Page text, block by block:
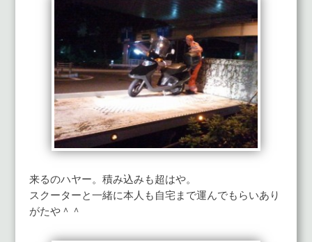
来るのハヤー。積み込みも超はや。
スクーターと一緒に本人も自宅まで運んでもらいあり
がたや＾＾